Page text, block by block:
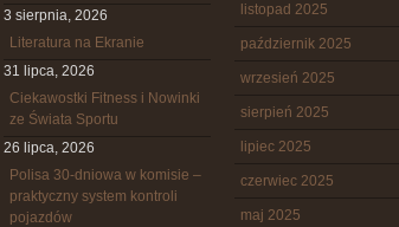
3 sierpnia, 2026
Literatura na Ekranie
31 lipca, 2026
Ciekawostki Fitness i Nowinki
ze Świata Sportu
26 lipca, 2026
Polisa 30-dniowa w komisie –
praktyczny system kontroli
pojazdów
listopad 2025
październik 2025
wrzesień 2025
sierpień 2025
lipiec 2025
czerwiec 2025
maj 2025